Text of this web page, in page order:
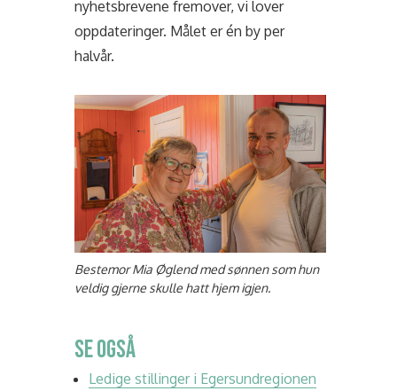
nyhetsbrevene fremover, vi lover
oppdateringer. Målet er én by per
halvår.
Bestemor Mia Øglend med sønnen som hun
veldig gjerne skulle hatt hjem igjen.
SE OGSÅ
Ledige stillinger i Egersundregionen